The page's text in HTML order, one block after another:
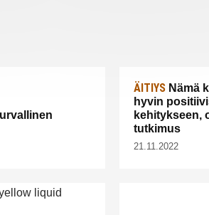
ÄITIYS Nämä
hyvin
kehitykseen,
tutkimus
21.11.2022